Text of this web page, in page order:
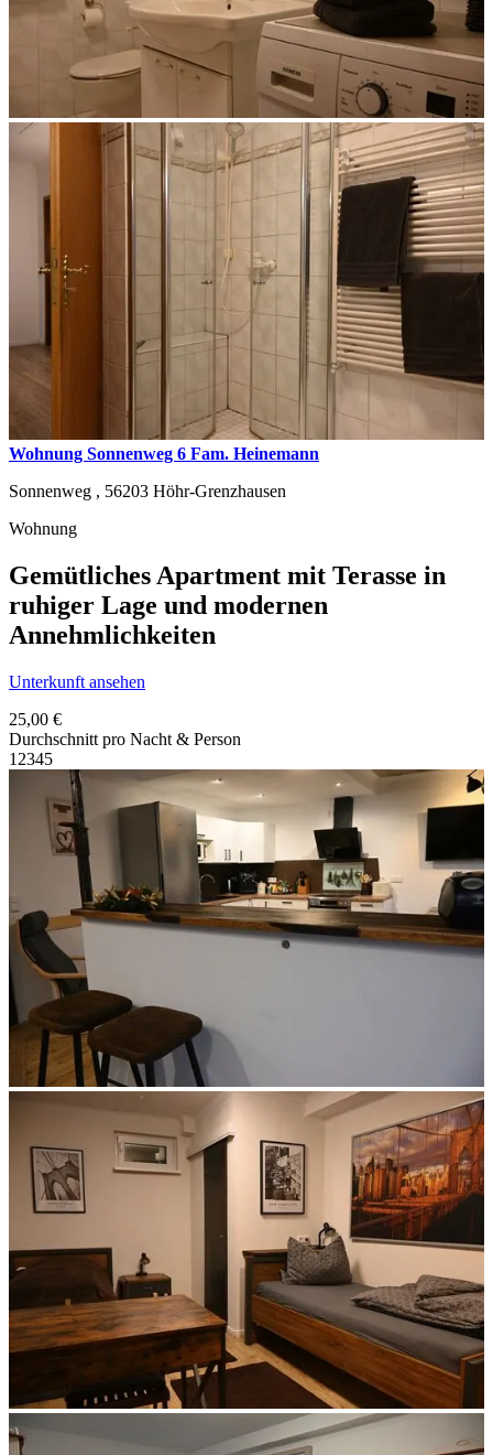
Wohnung Sonnenweg 6 Fam. Heinemann
Sonnenweg , 56203 Höhr-Grenzhausen
Wohnung
Gemütliches Apartment mit Terasse in
ruhiger Lage und modernen
Annehmlichkeiten
Unterkunft ansehen
25,00 €
Durchschnitt pro Nacht & Person
1 2345